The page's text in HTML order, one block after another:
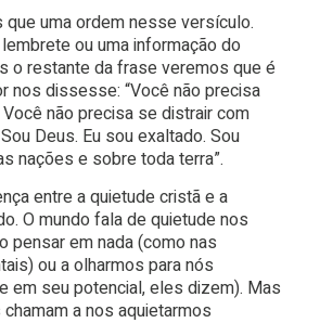
que uma ordem nesse versículo.
ou uma informação do
o restante da frase veremos que é
nos dissesse: “Você não precisa
não precisa se distrair com
Deus. Eu sou exaltado. Sou
nações e sobre toda terra”.
entre a quietude cristã e a
O mundo fala de quietude nos
pensar em nada (como nas
ou a olharmos para nós
em seu potencial, eles dizem). Mas
a nos aquietarmos